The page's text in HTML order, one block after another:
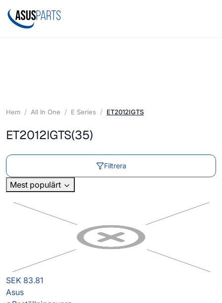
Hem All In One E Series ET2012IGTS
ET2012IGTS(35)
Filtrera
Mest populärt
SEK 83.81
Asus